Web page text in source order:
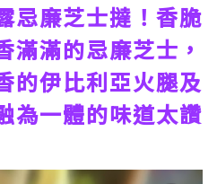
忌廉芝士撻！香脆
滿滿的忌廉芝士，
的伊比利亞火腿及
為一體的味道太讚